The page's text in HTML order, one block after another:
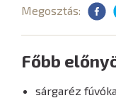
Megosztás:
Főbb
sárgaréz